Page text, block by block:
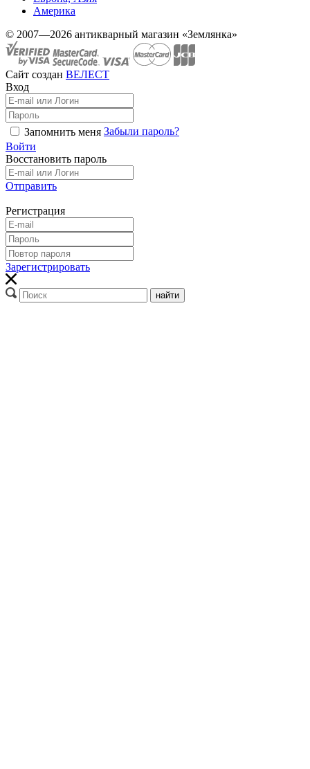
Америка
© 2007—2026 антикварный магазин «Землянка»
Сайт создан ВЕЛЕСТ
Вход
Запомнить меня Забыли пароль?
Войти
Восстановить пароль
Отправить
Регистрация
Зарегистрировать
найти